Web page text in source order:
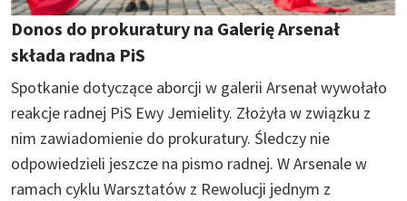
Donos do prokuratury na Galerię Arsenał
składa radna PiS
Spotkanie dotyczące aborcji w galerii Arsenał wywołało
reakcje radnej PiS Ewy Jemielity. Złożyła w związku z
nim zawiadomienie do prokuratury. Śledczy nie
odpowiedzieli jeszcze na pismo radnej. W Arsenale w
ramach cyklu Warsztatów z Rewolucji jednym z